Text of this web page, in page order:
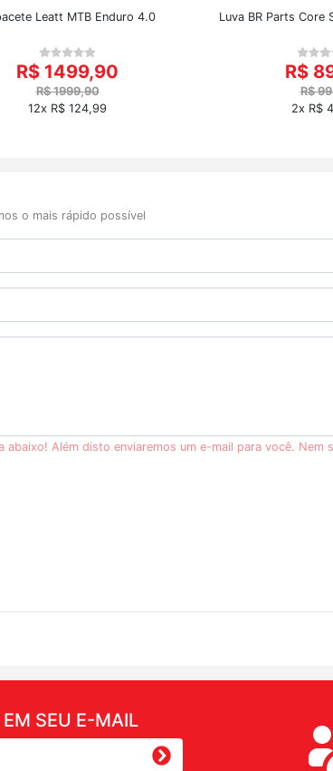
Leatt MTB Enduro 4.0
R$ 1499,90
R$ 1999,90
12x R$ 124,99
Luva BR Parts Core
R$
R$
2x R$
o mais rápido possível
Além disto enviaremos um e-mail para você. Nem
EM SEU E-MAIL